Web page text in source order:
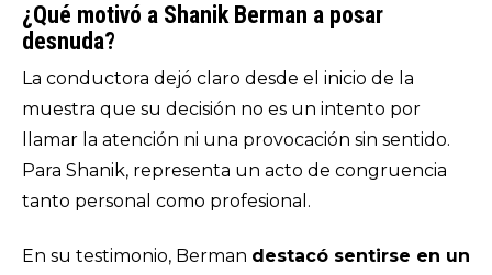
¿Qué motivó a Shanik Berman a posar
desnuda?
La conductora dejó claro desde el inicio de la
muestra que su decisión no es un intento por
llamar la atención ni una provocación sin sentido.
Para Shanik, representa un acto de congruencia
tanto personal como profesional.
En su testimonio, Berman destacó sentirse en un